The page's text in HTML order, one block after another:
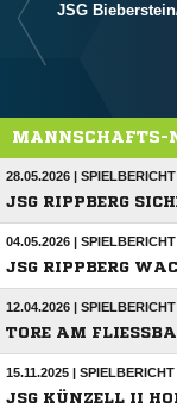
JSG
MANNSCHAFTS-
28.05.2026 | SPIELBERICHT
JSG RIPPBERG
04.05.2026 | SPIELBERICHT
JSG RIPPBERG
12.04.2026 | SPIELBERICHT
TORE AM
15.11.2025 | SPIELBERICHT
JSG KÜNZELL II